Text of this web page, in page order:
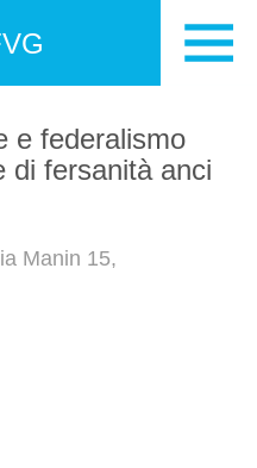
e federalismo
di fersanità anci
Manin 15,